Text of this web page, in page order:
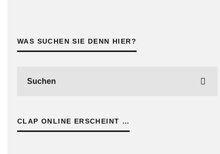
WAS SUCHEN SIE DENN HIER?
CLAP ONLINE ERSCHEINT …